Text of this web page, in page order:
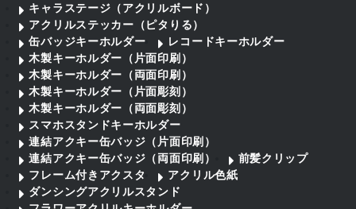
キャラステージ（アクリルボード）
アクリルステッカー（ピタりる）
缶バッジキーホルダー
レコードキーホルダー
木製キーホルダー（片面印刷）
木製キーホルダー（両面印刷）
木製キーホルダー（片面彫刻）
木製キーホルダー（両面彫刻）
スマホスタンドキーホルダー
連結アクキー缶バッジ（片面印刷）
連結アクキー缶バッジ（両面印刷）
前髪クリップ
フレーム付きアクスタ
アクリル色紙
ダンシングアクリルスタンド